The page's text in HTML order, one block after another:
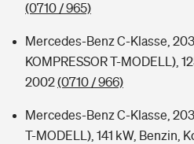
(0710 / 965)
Mercedes-Benz C-Klasse,
KOMPRESSOR T-MODELL),
2002(0710 / 966)
Mercedes-Benz C-Klasse,
T-MODELL), 141 kW, Benzin,